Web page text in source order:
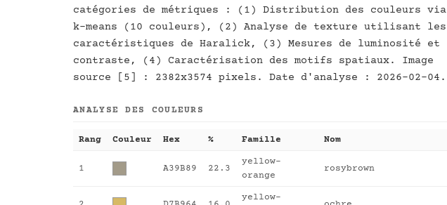
catégories de métriques : (1) Distribution des couleurs via
k-means (10 couleurs), (2) Analyse de texture utilisant les
caractéristiques de Haralick, (3) Mesures de luminosité et
contraste, (4) Caractérisation des motifs spatiaux. Image
source [5] : 2382x3574 pixels. Date d'analyse : 2026-02-04.
ANALYSE DES COULEURS
Rang Couleur Hex % Famille Nom
1 A39B89 22.3
yellow-
orange
rosybrown
yellow-